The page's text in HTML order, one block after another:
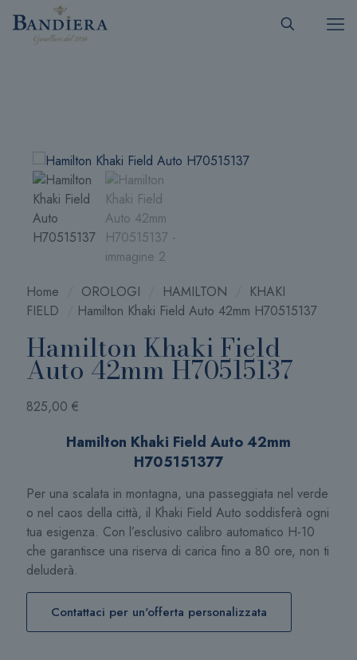
Home OROLOGI HAMILTON
KHAKI
FIELD
Hamilton Khaki Field Auto 42mm H70515137
Hamilton Khaki Field
Auto 42mm H70515137
825,00 €
Hamilton Khaki Field Auto 42mm
H705151377
Per una scalata in montagna, una passeggiata nel verde
o nel caos della città, il Khaki Field Auto soddisferà ogni
tua esigenza. Con l’esclusivo calibro automatico H-10
che garantisce una riserva di carica fino a 80 ore, non ti
deluderà.
Contattaci per un'offerta personalizzata